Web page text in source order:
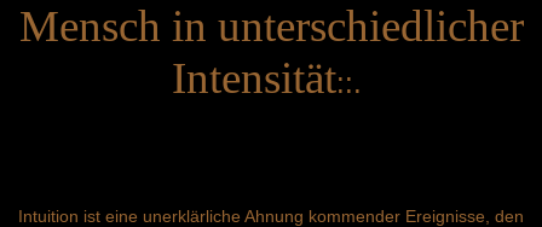
Mensch in unterschiedlicher
Intensität::.
Intuition ist eine unerklärliche Ahnung kommender Ereignisse, den